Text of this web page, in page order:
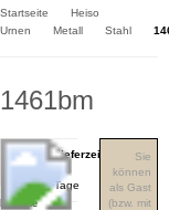
Startseite
Heiso
Urnen
Metall Stahl
1461bm
Für eine
Sie
können
als Gast
(bzw. mit
Lieferzeit:
3-4
Tage